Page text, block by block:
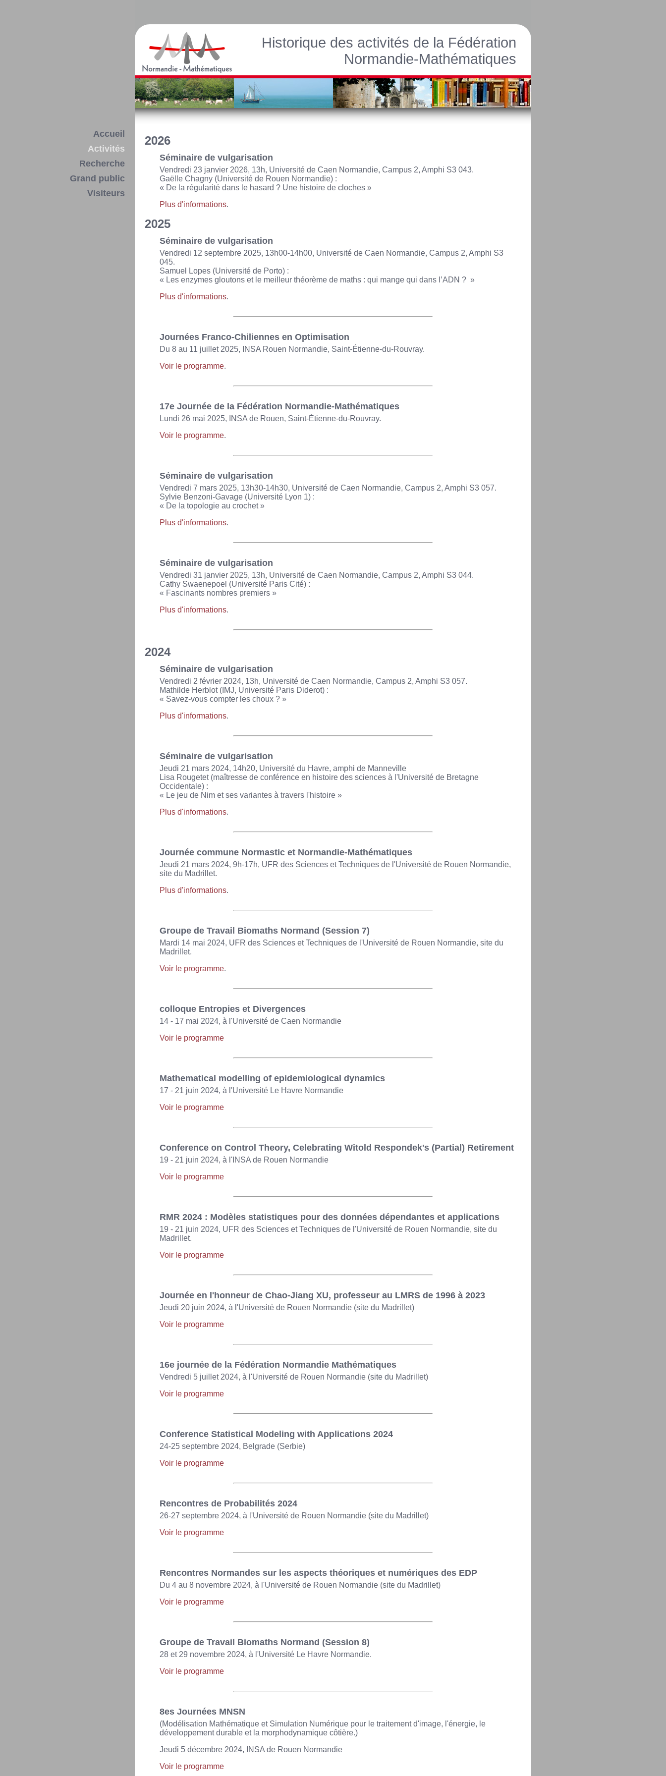
Historique des activités de la Fédération
Normandie-Mathématiques
Accueil
Activités
Recherche
Grand public
Visiteurs
2026
Séminaire de vulgarisation
Vendredi 23 janvier 2026, 13h, Université de Caen Normandie, Campus 2, Amphi S3 043.
Gaëlle Chagny (Université de Rouen Normandie) :
« De la régularité dans le hasard ? Une histoire de cloches »
Plus d'informations.
2025
Séminaire de vulgarisation
Vendredi 12 septembre 2025, 13h00-14h00, Université de Caen Normandie, Campus 2, Amphi S3
045.
Samuel Lopes (Université de Porto) :
« Les enzymes gloutons et le meilleur théorème de maths : qui mange qui dans l’ADN ? »
Plus d'informations.
Journées Franco-Chiliennes en Optimisation
Du 8 au 11 juillet 2025, INSA Rouen Normandie, Saint-Étienne-du-Rouvray.
Voir le programme.
17e Journée de la Fédération Normandie-Mathématiques
Lundi 26 mai 2025, INSA de Rouen, Saint-Étienne-du-Rouvray.
Voir le programme.
Séminaire de vulgarisation
Vendredi 7 mars 2025, 13h30-14h30, Université de Caen Normandie, Campus 2, Amphi S3 057.
Sylvie Benzoni-Gavage (Université Lyon 1) :
« De la topologie au crochet »
Plus d'informations.
Séminaire de vulgarisation
Vendredi 31 janvier 2025, 13h, Université de Caen Normandie, Campus 2, Amphi S3 044.
Cathy Swaenepoel (Université Paris Cité) :
« Fascinants nombres premiers »
Plus d'informations.
2024
Séminaire de vulgarisation
Vendredi 2 février 2024, 13h, Université de Caen Normandie, Campus 2, Amphi S3 057.
Mathilde Herblot (IMJ, Université Paris Diderot) :
« Savez-vous compter les choux ? »
Plus d'informations.
Séminaire de vulgarisation
Jeudi 21 mars 2024, 14h20, Université du Havre, amphi de Manneville
Lisa Rougetet (maîtresse de conférence en histoire des sciences à l'Université de Bretagne
Occidentale) :
« Le jeu de Nim et ses variantes à travers l'histoire »
Plus d'informations.
Journée commune Normastic et Normandie-Mathématiques
Jeudi 21 mars 2024, 9h-17h, UFR des Sciences et Techniques de l'Université de Rouen Normandie,
site du Madrillet.
Plus d'informations.
Groupe de Travail Biomaths Normand (Session 7)
Mardi 14 mai 2024, UFR des Sciences et Techniques de l'Université de Rouen Normandie, site du
Madrillet.
Voir le programme.
colloque Entropies et Divergences
14 - 17 mai 2024, à l'Université de Caen Normandie
Voir le programme
Mathematical modelling of epidemiological dynamics
17 - 21 juin 2024, à l'Université Le Havre Normandie
Voir le programme
Conference on Control Theory, Celebrating Witold Respondek's (Partial) Retirement
19 - 21 juin 2024, à l'INSA de Rouen Normandie
Voir le programme
RMR 2024 : Modèles statistiques pour des données dépendantes et applications
19 - 21 juin 2024, UFR des Sciences et Techniques de l'Université de Rouen Normandie, site du
Madrillet.
Voir le programme
Journée en l'honneur de Chao-Jiang XU, professeur au LMRS de 1996 à 2023
Jeudi 20 juin 2024, à l'Université de Rouen Normandie (site du Madrillet)
Voir le programme
16e journée de la Fédération Normandie Mathématiques
Vendredi 5 juillet 2024, à l'Université de Rouen Normandie (site du Madrillet)
Voir le programme
Conference Statistical Modeling with Applications 2024
24-25 septembre 2024, Belgrade (Serbie)
Voir le programme
Rencontres de Probabilités 2024
26-27 septembre 2024, à l'Université de Rouen Normandie (site du Madrillet)
Voir le programme
Rencontres Normandes sur les aspects théoriques et numériques des EDP
Du 4 au 8 novembre 2024, à l'Université de Rouen Normandie (site du Madrillet)
Voir le programme
Groupe de Travail Biomaths Normand (Session 8)
28 et 29 novembre 2024, à l'Université Le Havre Normandie.
Voir le programme
8es Journées MNSN
(Modélisation Mathématique et Simulation Numérique pour le traitement d'image, l'énergie, le
développement durable et la morphodynamique côtière.)
Jeudi 5 décembre 2024, INSA de Rouen Normandie
Voir le programme